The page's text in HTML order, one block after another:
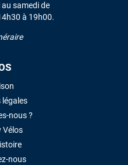
samedi de
à 19h00.
légales
nous ?
Vélos
nous